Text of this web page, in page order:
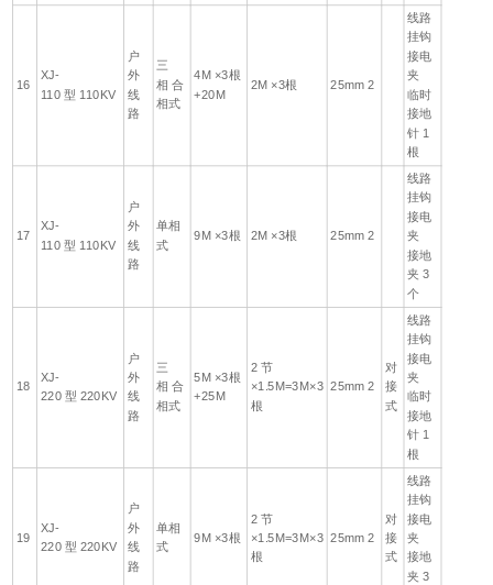
16
XJ-
110 型 110KV
户
外
线
路
三
相 合
相式
4M ×3根
+20M
2M ×3根 25mm 2
线路
挂钩
接电
夹
临时
接地
针 1
根
17
XJ-
110 型 110KV
户
外
线
路
单相
式
9M ×3根 2M ×3根 25mm 2
线路
挂钩
接电
夹
接地
夹 3
个
18
XJ-
220 型 220KV
户
外
线
路
三
相 合
相式
5M ×3根
+25M
2 节
×1.5M=3M×3
根
25mm 2
对
接
式
线路
挂钩
接电
夹
临时
接地
针 1
根
19
XJ-
220 型 220KV
户
外
线
路
单相
式
9M ×3根
2 节
×1.5M=3M×3
根
25mm 2
对
接
式
线路
挂钩
接电
夹
接地
夹 3